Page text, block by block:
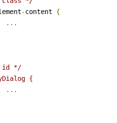
-content
{
...
id */
{
...